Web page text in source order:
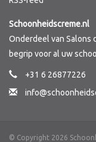
Schoonheidscreme.nl
Onderdeel van Salons
begrip voor al uw
+31 6 26877226
© Copyright 2026